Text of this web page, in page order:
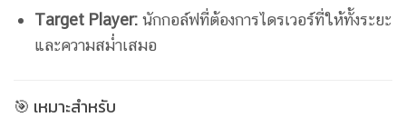
Target Player: นักกอล์ฟที่ต้องการไดรเวอร์ที่ให้ทั้งระยะ
และความสม่ำเสมอ
🎯 เหมาะสำหรับ